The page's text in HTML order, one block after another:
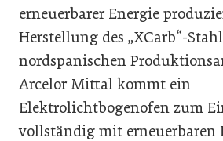
erneuerbarer Energie
Herstellung des „XCarb“-
nordspanischen
Arcelor Mittal kommt ein
Elektrolichtbogenofen zum
vollständig mit erneuerbaren